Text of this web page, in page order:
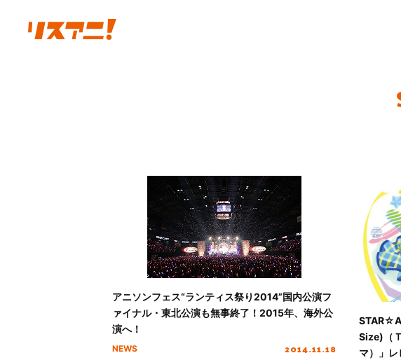
アニソンフェス“ランティス祭り2014”国内公演フ
ァイナル・東北公演も無事終了！2015年、海外公
演へ！
NEWS 2014.11.18
Size)（
マ）」レ